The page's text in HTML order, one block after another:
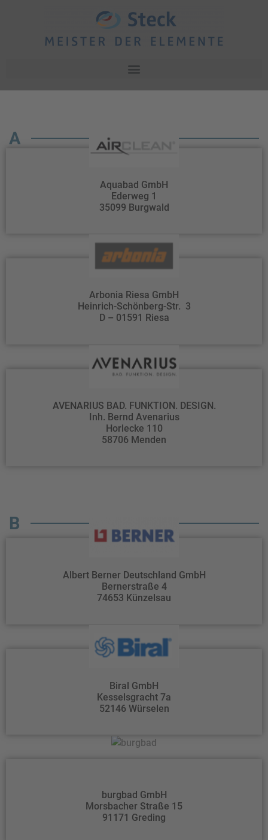
A
Aquabad GmbH
Ederweg 1
35099 Burgwald
Arbonia Riesa GmbH
Heinrich-Schönberg-Str. 3
D – 01591 Riesa
AVENARIUS BAD. FUNKTION. DESIGN.
Inh. Bernd Avenarius
Horlecke 110
58706 Menden
B
Albert Berner Deutschland GmbH
Bernerstraße 4
74653 Künzelsau
Biral GmbH
Kesselsgracht 7a
52146 Würselen
burgbad GmbH
Morsbacher Straße 15
91171 Greding